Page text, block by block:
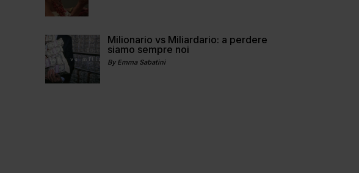
Milionario vs Miliardario: a perdere
siamo sempre noi
By Emma Sabatini